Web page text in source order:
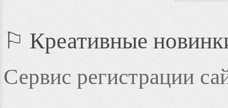
⚐ Креативные
Сервис регистрации